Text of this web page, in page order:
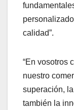
calidad”.
“En vosotros
nuestro
superación,
también la